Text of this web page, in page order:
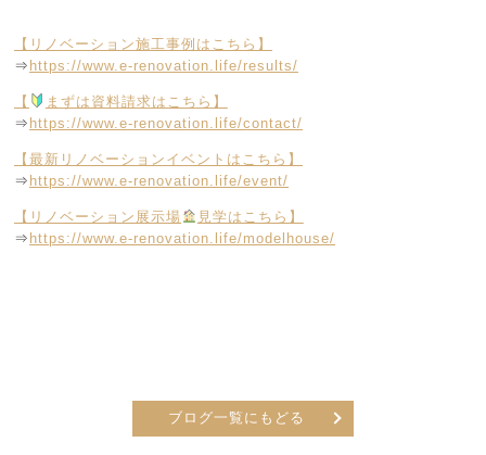
【リノベーション施工事例はこちら】
⇒ https://www.e-renovation.life/results/
【
まずは資料請求はこちら】
⇒ https://www.e-renovation.life/contact/
【最新リノベーションイベントはこちら】
⇒ https://www.e-renovation.life/event/
【リノベーション展示場
見学はこちら】
⇒ https://www.e-renovation.life/modelhouse/
ブログ一覧にもどる